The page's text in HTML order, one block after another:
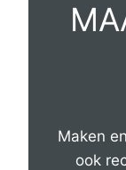
Maken
ook